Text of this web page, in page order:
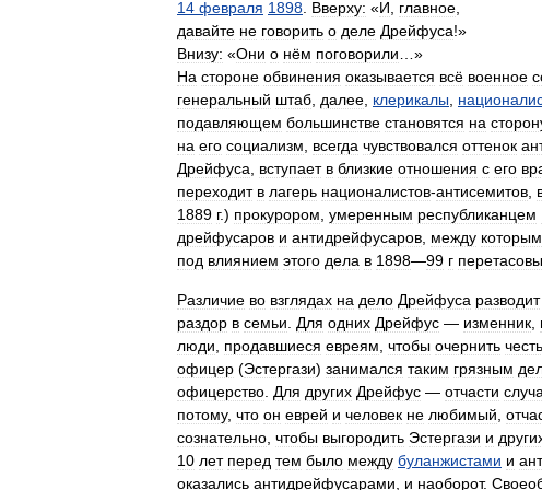
14 февраля 1898 Вверху: «И главное
давайте не говорить о деле Дрейфуса!»
Внизу: «Они о нём поговорили …»
На стороне обвинения оказывается всё военное
генеральный штаб далее клерикалы
подавляющем большинстве становятся на
на его социализм всегда чувствовался оттенок
Дрейфуса
вступает в близкие отношения с его
переходит в лагерь националистов-антисемитов
1889 г.) прокурором умеренным республиканцем
дрейфусаров и антидрейфусаров между
под влиянием этого дела в 1898—99 г
Различие во взглядах на дело Дрейфуса разводит
раздор в семьи Для одних Дрейфус — изменник
люди
продавшиеся евреям чтобы очернить честь
офицер (Эстергази) занимался таким грязным
офицерство Для других Дрейфус — отчасти
потому, что он еврей и человек не любимый
сознательно чтобы выгородить Эстергази и
10 лет перед тем было между буланжистами и
оказались антидрейфусарами и наоборот.